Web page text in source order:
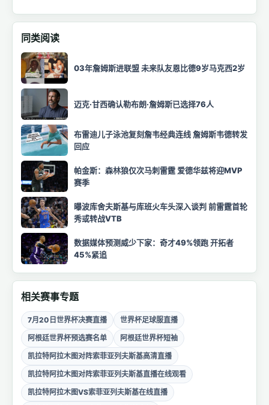
同类阅读
03年詹姆斯进联盟 未来队友恩比德9岁马克西2岁
迈克·甘西确认勒布朗·詹姆斯已选择76人
布雷迪儿子泳池复刻詹韦经典连线 詹姆斯韦德转发
回应
帕金斯：森林狼仅次马刺雷霆 爱德华兹将迎MVP
赛季
曝波库舍夫斯基与库班火车头深入谈判 前雷霆首轮
秀或转战VTB
数据媒体预测威少下家：奇才49%领跑 开拓者
45%紧追
相关赛事专题
7月20日世界杯决赛直播
世界杯足球服直播
阿根廷世界杯预选赛名单
阿根廷世界杯短袖
凯拉特阿拉木图对阵索菲亚列夫斯基高清直播
凯拉特阿拉木图对阵索菲亚列夫斯基直播在线观看
凯拉特阿拉木图VS索菲亚列夫斯基在线直播